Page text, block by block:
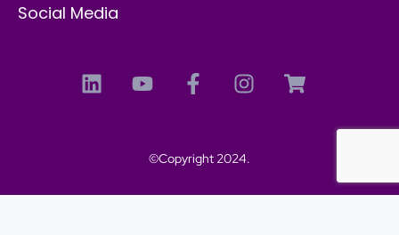
Social Media
©Copyright 2024.